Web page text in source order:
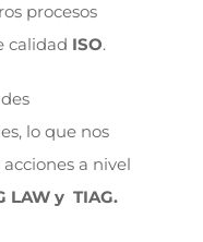
procesos
calidad ISO.
lo que nos
a nivel
LAW y TIAG.